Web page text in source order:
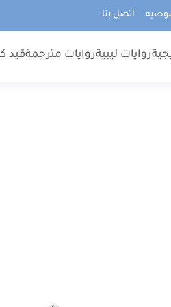
أتصل بنا
روايات ليبيةروايات مترجمةقيد